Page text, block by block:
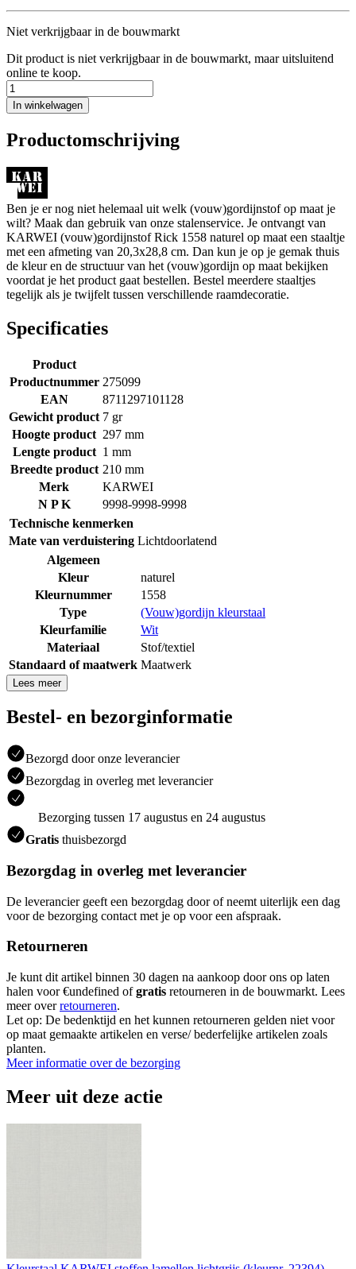
Niet verkrijgbaar in de bouwmarkt
Dit product is niet verkrijgbaar in de bouwmarkt, maar uitsluitend
online te koop.
In winkelwagen
Productomschrijving
Ben je er nog niet helemaal uit welk (vouw)gordijnstof op maat je
wilt? Maak dan gebruik van onze stalenservice. Je ontvangt van
KARWEI (vouw)gordijnstof Rick 1558 naturel op maat een staaltje
met een afmeting van 20,3x28,8 cm. Dan kun je op je gemak thuis
de kleur en de structuur van het (vouw)gordijn op maat bekijken
voordat je het product gaat bestellen. Bestel meerdere staaltjes
tegelijk als je twijfelt tussen verschillende raamdecoratie.
Specificaties
Product
Productnummer 275099
EAN
8711297101128
Gewicht product 7 gr
Hoogte product 297 mm
Lengte product 1 mm
Breedte product 210 mm
Merk
KARWEI
N P K
9998-9998-9998
Technische kenmerken
Mate van verduistering Lichtdoorlatend
Algemeen
Kleur
naturel
Kleurnummer
1558
Type
(Vouw)gordijn kleurstaal
Kleurfamilie
Wit
Materiaal
Stof/textiel
Standaard of maatwerk Maatwerk
Lees meer
Bestel- en bezorginformatie
Bezorgd door onze leverancier
Bezorgdag in overleg met leverancier
Bezorging tussen 17 augustus en 24 augustus
Gratis thuisbezorgd
Bezorgdag in overleg met leverancier
De leverancier geeft een bezorgdag door of neemt uiterlijk een dag
voor de bezorging contact met je op voor een afspraak.
Retourneren
Je kunt dit artikel binnen 30 dagen na aankoop door ons op laten
halen voor €undefined ofgratis retourneren in de bouwmarkt. Lees
meer overretourneren.
Let op: De bedenktijd en het kunnen retourneren gelden niet voor
op maat gemaakte artikelen en verse/ bederfelijke artikelen zoals
planten.
Meer informatie over de bezorging
Meer uit deze actie